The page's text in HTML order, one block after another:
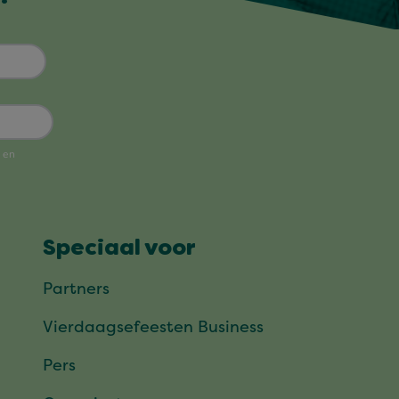
Speciaal voor
Partners
Vierdaagsefeesten Business
Pers